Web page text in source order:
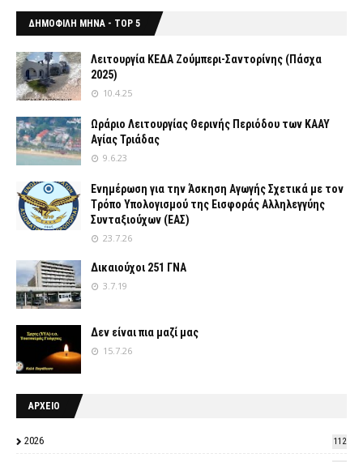
ΔΗΜΟΦΙΛΗ ΜΗΝΑ - TOP 5
Λειτουργία ΚΕΔΑ Ζούμπερι-Σαντορίνης (Πάσχα
2025)
10.4.25
Ωράριο Λειτουργίας Θερινής Περιόδου των ΚΑΑΥ
Αγίας Τριάδας
9.6.23
Ενημέρωση για την Άσκηση Αγωγής Σχετικά με τον
Tρόπο Yπολογισμού της Εισφοράς Αλληλεγγύης
Συνταξιούχων (ΕΑΣ)
23.7.26
Δικαιούχοι 251 ΓΝΑ
3.7.19
Δεν είναι πια μαζί μας
15.7.26
ΑΡΧΕΙΟ
2026 112